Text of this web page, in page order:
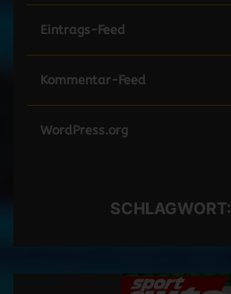
Eintrags-Feed
Kommentar-Feed
WordPress.org
SCHLAGWORT: